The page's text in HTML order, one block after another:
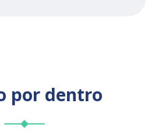
por dentro